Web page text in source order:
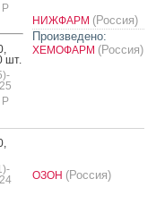
Р
шт.
Р
НИЖФАРМ (Россия)
Произведено:
ХЕМОФАРМ (Россия)
ОЗОН (Россия)